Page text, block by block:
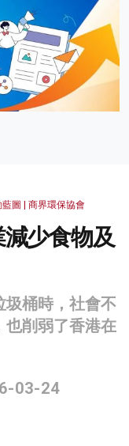
圖 | 商界環保協會
少食物及
圾桶時，社會不
也削弱了香港在
03-24